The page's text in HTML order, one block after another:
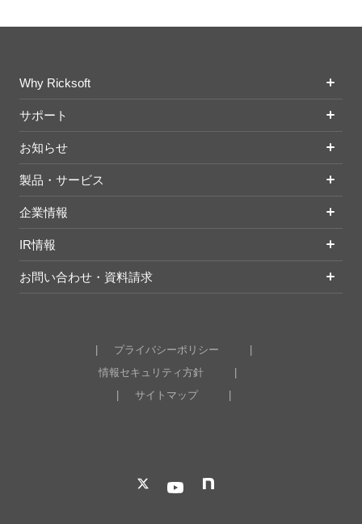
Why Ricksoft
サポート
お知らせ
製品・サービス
企業情報
IR情報
お問い合わせ・資料請求
プライバシーポリシー
情報セキュリティ方針
サイトマップ